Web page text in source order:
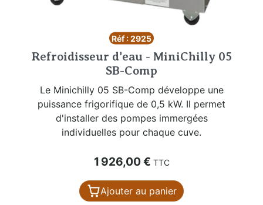
Réf : 2925
Refroidisseur d'eau - MiniChilly 05
SB-Comp
Le Minichilly 05 SB-Comp développe une
puissance frigorifique de 0,5 kW. Il permet
d'installer des pompes immergées
individuelles pour chaque cuve.
Prix
1 926,00 € TTC
Ajouter au panier